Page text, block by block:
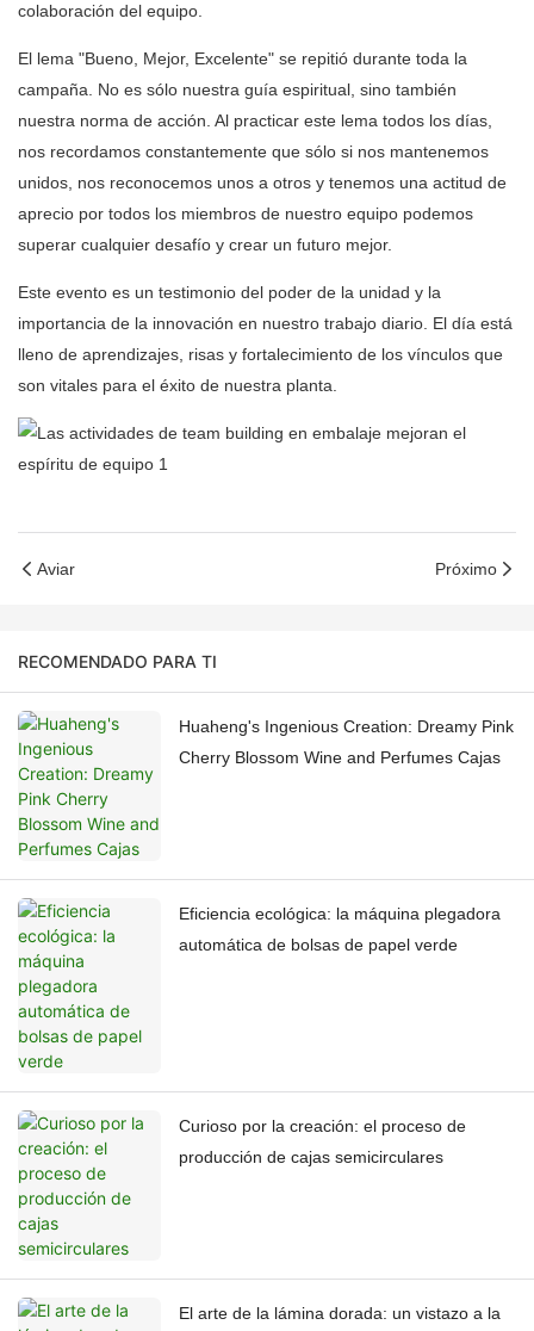
colaboración del equipo.
El lema "Bueno, Mejor, Excelente" se repitió durante toda la
campaña. No es sólo nuestra guía espiritual, sino también
nuestra norma de acción. Al practicar este lema todos los días,
nos recordamos constantemente que sólo si nos mantenemos
unidos, nos reconocemos unos a otros y tenemos una actitud de
aprecio por todos los miembros de nuestro equipo podemos
superar cualquier desafío y crear un futuro mejor.
Este evento es un testimonio del poder de la unidad y la
importancia de la innovación en nuestro trabajo diario. El día está
lleno de aprendizajes, risas y fortalecimiento de los vínculos que
son vitales para el éxito de nuestra planta.
Aviar Próximo
RECOMENDADO PARA TI
Huaheng's Ingenious Creation: Dreamy Pink
Cherry Blossom Wine and Perfumes Cajas
Eficiencia ecológica: la máquina plegadora
automática de bolsas de papel verde
Curioso por la creación: el proceso de
producción de cajas semicirculares
El arte de la lámina dorada: un vistazo a la